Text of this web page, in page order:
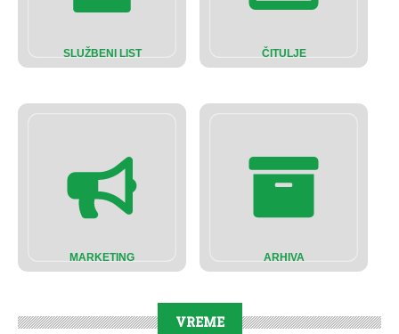
SLUŽBENI LIST ČITULJE
MARKETING ARHIVA
VREME